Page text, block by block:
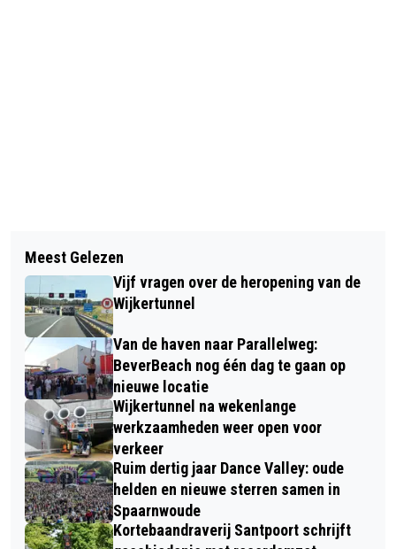
NOG ÉÉN KEER TERUGKIJKEN: GLUREN
BIJ DE BUREN IN BEVERWIJK EN WIJK
AAN ZEE
NIEUW ONDERKOMEN VOOR
OEKRAÏENSE VLUCHTELINGEN
Meest Gelezen
Vijf vragen over de heropening van de
Wijkertunnel
Van de haven naar Parallelweg:
BeverBeach nog één dag te gaan op
nieuwe locatie
Wijkertunnel na wekenlange
werkzaamheden weer open voor
verkeer
Ruim dertig jaar Dance Valley: oude
helden en nieuwe sterren samen in
Spaarnwoude
Kortebaandraverij Santpoort schrijft